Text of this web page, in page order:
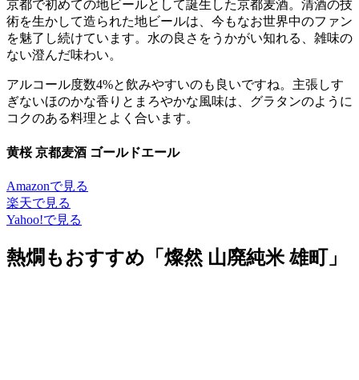
京都で初めての地ビールとして誕生した京都麦酒。清酒の技
術を生かして造られた地ビールは、今もなお世界中のファン
を魅了し続けています。水の良さをうかがい知れる、雑味の
ない澄んだ味わい。
アルコール度数4%と飲みやすいのも良いですね。主張しす
ぎないほのかな香りとまろやかな風味は、グラタンのように
コクのある料理とよく合います。
黄桜 京都麦酒 ゴールドエール
Amazonで見る
楽天で見る
Yahoo!で見る
熱燗もおすすめ「燦然 山廃純米 雄町」